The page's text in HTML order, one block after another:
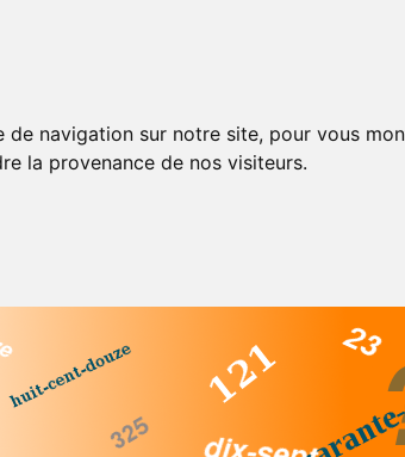
navigation sur notre site, pour vous
la provenance de nos visiteurs.